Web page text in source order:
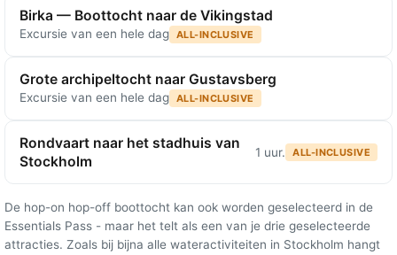
Birka — Boottocht naar de Vikingstad
Excursie van een hele dag ALL-INCLUSIVE
Grote archipeltocht naar Gustavsberg
Excursie van een hele dag ALL-INCLUSIVE
Rondvaart naar het stadhuis van
Stockholm
1 uur. ALL-INCLUSIVE
De hop-on hop-off boottocht kan ook worden geselecteerd in de
Essentials Pass - maar het telt als een van je drie geselecteerde
attracties. Zoals bij bijna alle wateractiviteiten in Stockholm hangt